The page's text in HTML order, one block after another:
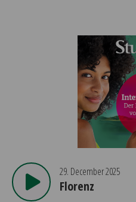
29. December 2025
Florenz